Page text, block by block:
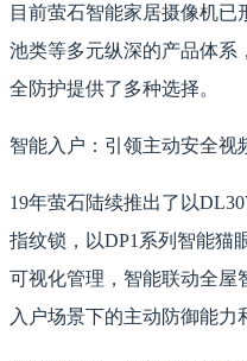
目前萤石智能家居摄像机
池类等多元纵深的产品体系
全防护提供了多种选择。
智能入户：引领主动安全视
19年萤石陆续推出了以
指纹锁，以DP1系列智能猫
可视化管理，智能联动全屋
入户场景下的主动防御能力